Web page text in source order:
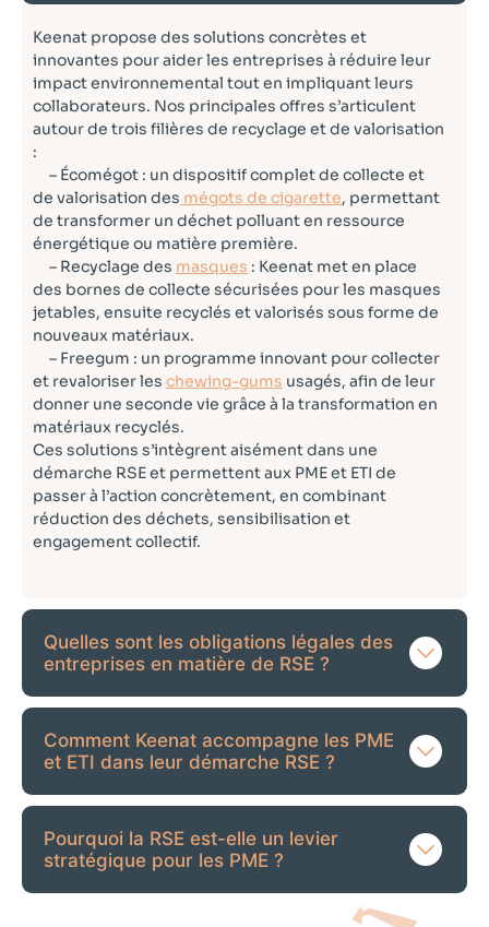
Keenat propose des solutions concrètes et
innovantes pour aider les entreprises à réduire leur
impact environnemental tout en impliquant leurs
collaborateurs. Nos principales offres s’articulent
autour de trois filières de recyclage et de valorisation
:
– Écomégot : un dispositif complet de collecte et
de valorisation des mégots de cigarette, permettant
de transformer un déchet polluant en ressource
énergétique ou matière première.
– Recyclage des masques : Keenat met en place
des bornes de collecte sécurisées pour les masques
jetables, ensuite recyclés et valorisés sous forme de
nouveaux matériaux.
– Freegum : un programme innovant pour collecter
et revaloriser les chewing-gums usagés, afin de leur
donner une seconde vie grâce à la transformation en
matériaux recyclés.
Ces solutions s’intègrent aisément dans une
démarche RSE et permettent aux PME et ETI de
passer à l’action concrètement, en combinant
réduction des déchets, sensibilisation et
engagement collectif.
Quelles sont les obligations légales des
entreprises en matière de RSE ?​
Comment Keenat accompagne les PME
et ETI dans leur démarche RSE ?
Pourquoi la RSE est-elle un levier
stratégique pour les PME ?